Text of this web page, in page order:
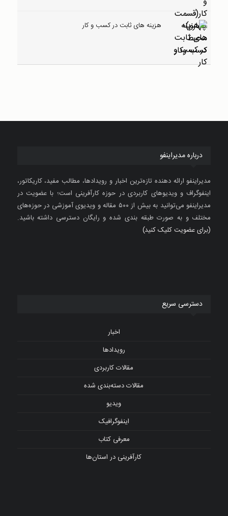
هزینه های ثابت در کسب و کار
درباره مدیراینفو
مدیراینفو ارائه دهنده تازه‌ترین اخبار و رویدادها، مطالب مفید، کاریکاتور،
اینفوگراف و ویدیوهای کاربردی در حوزه کارآفرینی است؛ با عضویت در
مدیراینفو می‌توانید به بیش از ۵۰۰ مقاله و ویدیوی آموزشی در حوزه‌های
مختلف و به صورت طبقه بندی شده و رایگان دسترسی داشته باشید.
(برای عضویت کلیک کنید)
دسترسی سریع
اخبار
رویدادها
مقالات کاربردی
مقالات دسته‌بندی شده
ویدیو
اینفوگرافیک
معرفی کتاب
کارآفرینی در استان‌ها